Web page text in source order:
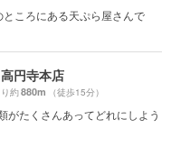
ころにある天ぷら屋さんで
円寺本店
約880m （徒歩15分）
がたくさんあってどれにしよう